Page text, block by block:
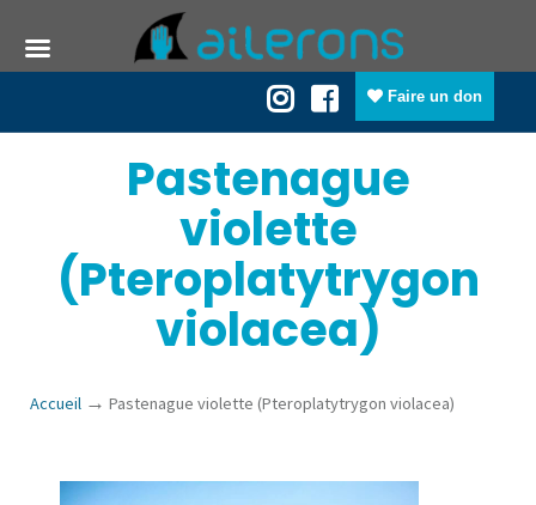
Faire un don
Pastenague
violette
(Pteroplatytrygon
violacea)
Accueil → Pastenague violette (Pteroplatytrygon violacea)